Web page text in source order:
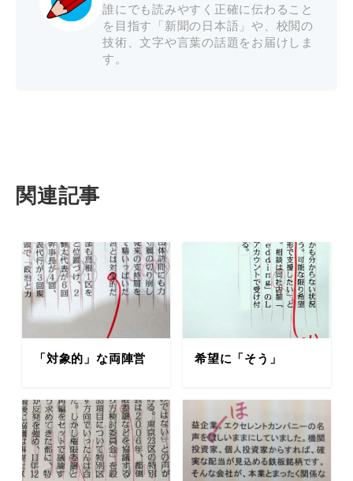
誰にでも読みやすく正確に伝わること
を目指す「新聞の日本語」や、校閲の
技術、文字や言葉の話題をお届けしま
す。
関連記事
「対象的」な両陣営 希望に「そう」